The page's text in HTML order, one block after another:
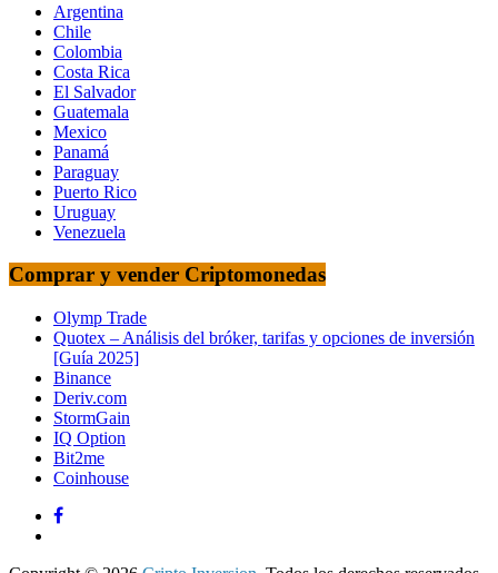
Argentina
Chile
Colombia
Costa Rica
El Salvador
Guatemala
Mexico
Panamá
Paraguay
Puerto Rico
Uruguay
Venezuela
Comprar y vender Criptomonedas
Olymp Trade
Quotex – Análisis del bróker, tarifas y opciones de inversión
[Guía 2025]
Binance
Deriv.com
StormGain
IQ Option
Bit2me
Coinhouse